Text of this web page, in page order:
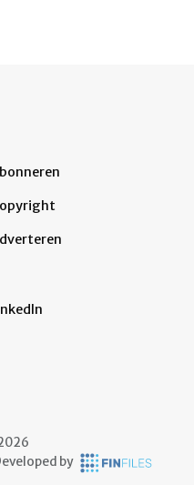
by